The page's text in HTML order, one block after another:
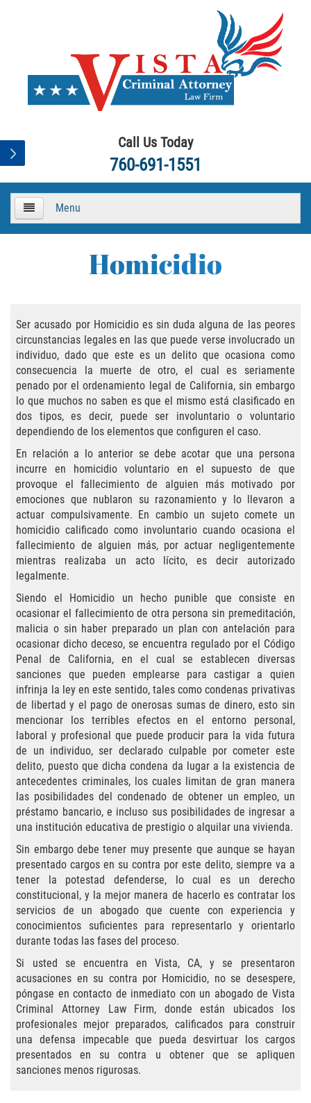
Call Us Today
760-691-1551
Menu
Áreas De Práctica
Asalto y Agresión
Agresión Agravada
Asalto con Arma Mortal
Asalto Con Químicos Cáusticos
Asalto Contra Un Funcionario Público
Asalto Simple
Público
Asuntos Posteriores a la Condena
Anulando o Rechazando una Condena
Certificado de Rehabilitación
Eliminación de Antecedentes Penales
Libertad Condicional Bajo Palabra
Sello de Registros de Arresto
Petición para Anular una Condena
por Asesinato
Violación de la Libertad Condicional
Conducir Bajo la Influencia de Drogas
(DUID)
Delincuencia Juvenil
Audiencias de Disposición
Audiencias de Detención
Audiencias de Transferencia
Derechos de los Padres en Casos
Homicidio
Ser acusado por Homicidio es sin duda alguna de las peores
circunstancias legales en las que puede verse involucrado un
individuo, dado que este es un delito que ocasiona como
consecuencia la muerte de otro, el cual es seriamente
penado por el ordenamiento legal de California, sin embargo
lo que muchos no saben es que el mismo está clasificado en
dos tipos, es decir, puede ser involuntario o voluntario
dependiendo de los elementos que configuren el caso.
En relación a lo anterior se debe acotar que una persona
incurre en homicidio voluntario en el supuesto de que
provoque el fallecimiento de alguien más motivado por
emociones que nublaron su razonamiento y lo llevaron a
actuar compulsivamente. En cambio un sujeto comete un
homicidio calificado como involuntario cuando ocasiona el
fallecimiento de alguien más, por actuar negligentemente
mientras realizaba un acto lícito, es decir autorizado
legalmente.
Siendo el Homicidio un hecho punible que consiste en
ocasionar el fallecimiento de otra persona sin premeditación,
malicia o sin haber preparado un plan con antelación para
ocasionar dicho deceso, se encuentra regulado por el Código
Penal de California, en el cual se establecen diversas
sanciones que pueden emplearse para castigar a quien
infrinja la ley en este sentido, tales como condenas privativas
de libertad y el pago de onerosas sumas de dinero, esto sin
mencionar los terribles efectos en el entorno personal,
laboral y profesional que puede producir para la vida futura
de un individuo, ser declarado culpable por cometer este
delito, puesto que dicha condena da lugar a la existencia de
antecedentes criminales, los cuales limitan de gran manera
las posibilidades del condenado de obtener un empleo, un
préstamo bancario, e incluso sus posibilidades de ingresar a
una institución educativa de prestigio o alquilar una vivienda.
Sin embargo debe tener muy presente que aunque se hayan
presentado cargos en su contra por este delito, siempre va a
tener la potestad defenderse, lo cual es un derecho
constitucional, y la mejor manera de hacerlo es contratar los
servicios de un abogado que cuente con experiencia y
conocimientos suficientes para representarlo y orientarlo
durante todas las fases del proceso.
Si usted se encuentra en Vista, CA, y se presentaron
acusaciones en su contra por Homicidio, no se desespere,
póngase en contacto de inmediato con un abogado de Vista
Criminal Attorney Law Firm, donde están ubicados los
profesionales mejor preparados, calificados para construir
una defensa impecable que pueda desvirtuar los cargos
presentados en su contra u obtener que se apliquen
sanciones menos rigurosas.